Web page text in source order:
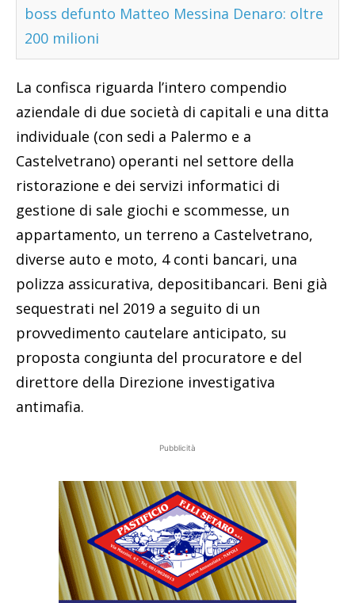
boss defunto Matteo Messina Denaro: oltre
200 milioni
La confisca riguarda l’intero compendio
aziendale di due società di capitali e una ditta
individuale (con sedi a Palermo e a
Castelvetrano) operanti nel settore della
ristorazione e dei servizi informatici di
gestione di sale giochi e scommesse, un
appartamento, un terreno a Castelvetrano,
diverse auto e moto, 4 conti bancari, una
polizza assicurativa, depositibancari. Beni già
sequestrati nel 2019 a seguito di un
provvedimento cautelare anticipato, su
proposta congiunta del procuratore e del
direttore della Direzione investigativa
antimafia.
Pubblicità